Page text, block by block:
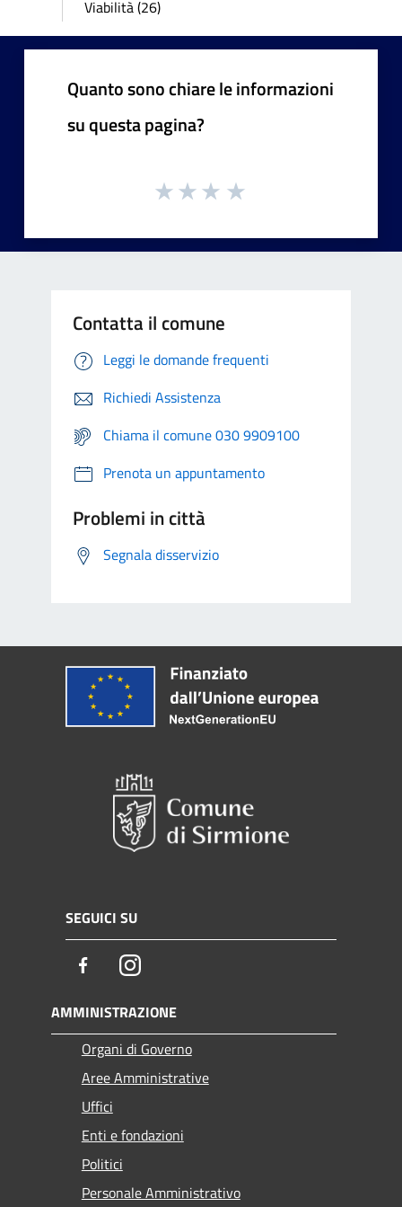
Viabilità (26)
Quanto sono chiare le informazioni
su questa pagina?
Contatta il comune
Leggi le domande frequenti
Richiedi Assistenza
Chiama il comune 030 9909100
Prenota un appuntamento
Problemi in città
Segnala disservizio
SEGUICI SU
FacebookInstagram
AMMINISTRAZIONE
Organi di Governo
Aree Amministrative
Uffici
Enti e fondazioni
Politici
Personale Amministrativo